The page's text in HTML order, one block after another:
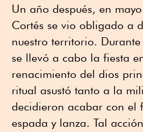
Un año después, en
Cortés se vio obligado a
nuestro territorio.
se llevó a cabo la fiesta
renacimiento del dios
ritual asustó tanto a la
decidieron acabar con el
espada y lanza. Tal